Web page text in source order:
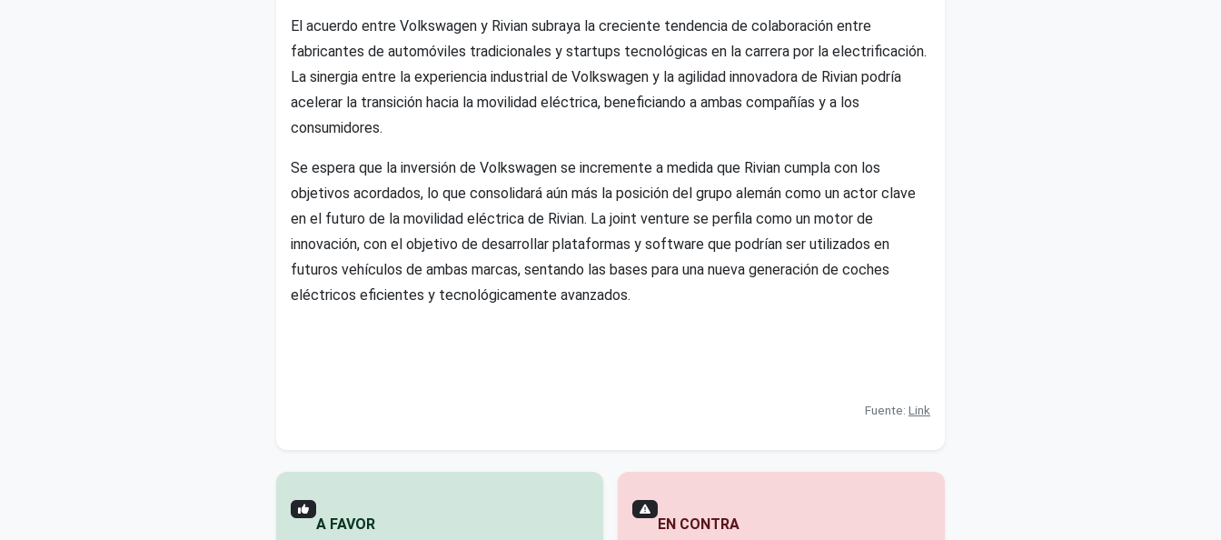
El acuerdo entre Volkswagen y Rivian subraya la creciente tendencia de colaboración entre
fabricantes de automóviles tradicionales y startups tecnológicas en la carrera por la electrificación.
La sinergia entre la experiencia industrial de Volkswagen y la agilidad innovadora de Rivian podría
acelerar la transición hacia la movilidad eléctrica, beneficiando a ambas compañías y a los
consumidores.
Se espera que la inversión de Volkswagen se incremente a medida que Rivian cumpla con los
objetivos acordados, lo que consolidará aún más la posición del grupo alemán como un actor clave
en el futuro de la movilidad eléctrica de Rivian. La joint venture se perfila como un motor de
innovación, con el objetivo de desarrollar plataformas y software que podrían ser utilizados en
futuros vehículos de ambas marcas, sentando las bases para una nueva generación de coches
eléctricos eficientes y tecnológicamente avanzados.
Fuente: Link
A FAVOR EN CONTRA